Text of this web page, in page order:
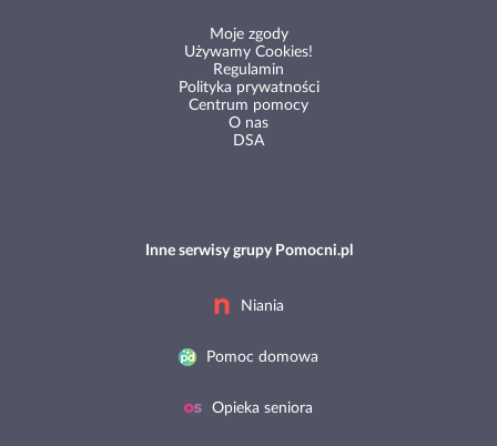
Moje zgody
Używamy Cookies!
Regulamin
Polityka prywatności
Centrum pomocy
O nas
DSA
Inne serwisy grupy Pomocni.pl
Niania
Pomoc domowa
Opieka seniora